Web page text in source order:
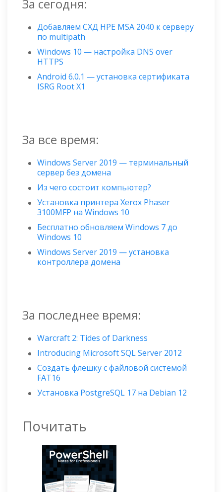
За сегодня:
Добавляем СХД HPE MSA 2040 к серверу
по multipath
Windows 10 — настройка DNS over
HTTPS
Android 6.0.1 — установка сертификата
ISRG Root X1
За все время:
Windows Server 2019 — терминальный
сервер без домена
Из чего состоит компьютер?
Установка принтера Xerox Phaser
3100MFP на Windows 10
Бесплатно обновляем Windows 7 до
Windows 10
Windows Server 2019 — установка
контроллера домена
За последнее время:
Warcraft 2: Tides of Darkness
Introducing Microsoft SQL Server 2012
Создать флешку с файловой системой
FAT16
Установка PostgreSQL 17 на Debian 12
Почитать